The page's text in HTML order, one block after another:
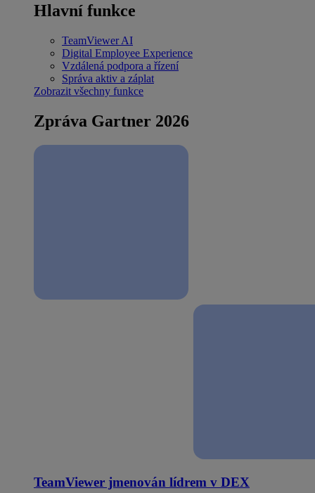
Hlavní funkce
TeamViewer AI
Digital Employee Experience
Vzdálená podpora a řízení
Správa aktiv a záplat
Zobrazit všechny funkce
Zpráva Gartner 2026
TeamViewer jmenován lídrem v DEX